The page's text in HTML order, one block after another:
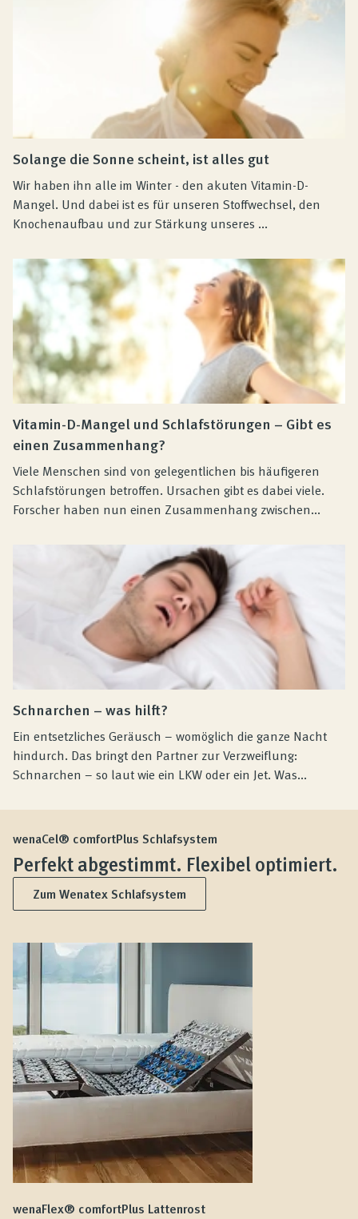
Solange die Sonne scheint, ist alles gut
Wir haben ihn alle im Winter - den akuten Vitamin-D-
Mangel. Und dabei ist es für unseren Stoffwechsel, den
Knochenaufbau und zur Stärkung unseres ...
Vitamin-D-Mangel und Schlafstörungen – Gibt es
einen Zusammenhang?
Viele Menschen sind von gelegentlichen bis häufigeren
Schlafstörungen betroffen. Ursachen gibt es dabei viele.
Forscher haben nun einen Zusammenhang zwischen...
Schnarchen – was hilft?
Ein entsetzliches Geräusch – womöglich die ganze Nacht
hindurch. Das bringt den Partner zur Verzweiflung:
Schnarchen – so laut wie ein LKW oder ein Jet. Was...
wenaCel® comfortPlus Schlafsystem
Perfekt abgestimmt. Flexibel optimiert.
Zum Wenatex Schlafsystem
wenaFlex® comfortPlus Lattenrost